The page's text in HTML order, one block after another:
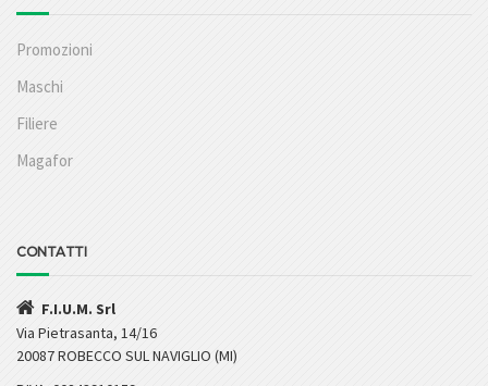
Promozioni
Maschi
Filiere
Magafor
CONTATTI
F.I.U.M. Srl
Via Pietrasanta, 14/16
20087 ROBECCO SUL NAVIGLIO (MI)